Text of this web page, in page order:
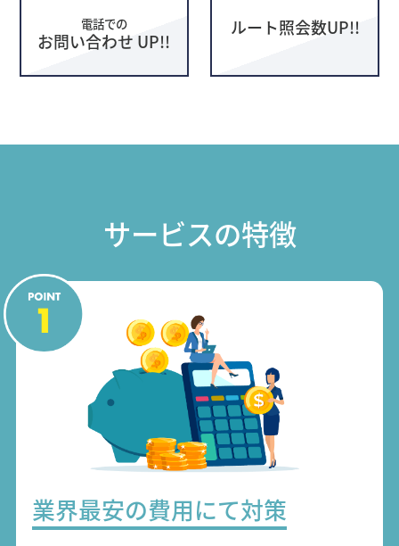
電話での
お問い合わせ UP!!
ルート照会数UP!!
サービスの特徴
業界最安の費用にて対策